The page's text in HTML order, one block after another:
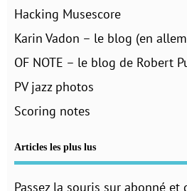
Hacking Musescore
Karin Vadon – le blog (en
OF NOTE – le blog de Robert
PV jazz photos
Scoring notes
Articles les plus lus
Passez la souris sur abonné et